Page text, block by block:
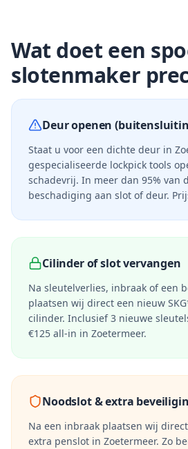
Wat doet een
slotenmaker
Deur openen
Staat u voor een dichte deur in
gespecialiseerde lock­pick tools
schadevrij. In meer dan 95% van
beschadiging aan slot of deur.
Cilinder of slot vervangen
Na sleutelverlies, inbraak of een
plaatsen wij direct een nieuw
cilinder. Inclusief 3 nieuwe
€125 all-in in Zoetermeer.
Noodslot & extra
Na een inbraak plaatsen wij
extra penslot in Zoetermeer. Zo